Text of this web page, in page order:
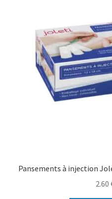
Pansements à injection
2.60